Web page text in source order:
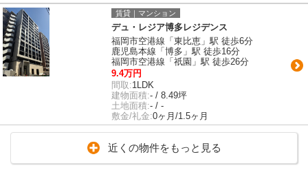
賃貸｜マンション
デュ・レジア博多レジデンス
福岡市空港線「東比恵」駅 徒歩6分
鹿児島本線「博多」駅 徒歩16分
福岡市空港線「祇園」駅 徒歩26分
9.4万円
間取:1LDK
建物面積:- / 8.49坪
土地面積:- / -
敷金/礼金:0ヶ月/1.5ヶ月
近くの物件をもっと見る